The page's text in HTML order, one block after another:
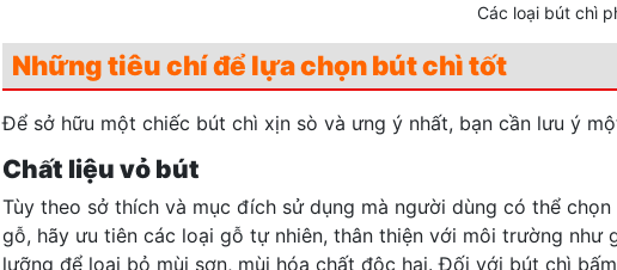
Các loại bút chì
Những tiêu chí để lựa chọn bút chì tốt
Để sở hữu một chiếc bút chì xịn sò và ưng ý nhất, bạn cần lưu ý
Chất liệu vỏ bút
Tùy theo sở thích và mục đích sử dụng mà người dùng có thể
gỗ, hãy ưu tiên các loại gỗ tự nhiên, thân thiện với môi trường
lưỡng để loại bỏ mùi sơn, mùi hóa chất độc hại. Đối với bút chì